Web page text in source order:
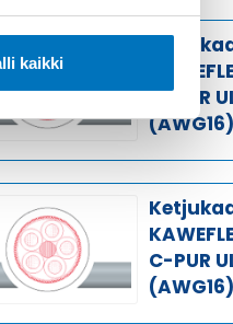
kaikki
C-PUR
(AWG16)
C-PUR
(AWG16)